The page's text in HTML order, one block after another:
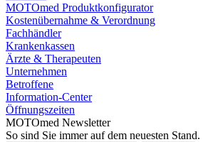
MOTOmed Produktkonfigurator
Kostenübernahme & Verordnung
Fachhändler
Krankenkassen
Ärzte & Therapeuten
Unternehmen
Betroffene
Information-Center
Öffnungszeiten
MOTOmed Newsletter
So sind Sie immer auf dem neuesten Stand.